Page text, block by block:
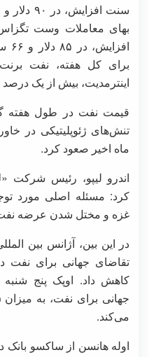
اینترمدیت، بیش از یک
قیمت نفت در طول هفته
ماه اخیر صعود کرد.
اندرو لیپو، رئیس شرکت
کرد: مسئله اصلی مورد
غزه و مختل شدن عرضه
در این بین، آژانس بین
کاهش داد. اوپک پنج
می‌کند.
اوله هانسن از ساکسو بانک